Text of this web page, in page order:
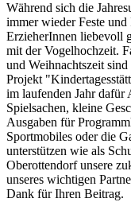
Während sich die
immer wieder Feste
ErzieherInnen liebevoll
mit der Vogelhochzeit.
und Weihnachtszeit
Projekt
im laufenden Jahr dafür
Spielsachen, kleine
Ausgaben für
Sportmobiles oder die
unterstützen wie als
Oberottendorf unsere
unseres wichtigen
Dank für Ihren Beitrag.